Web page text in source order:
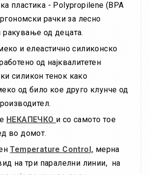
пластика - Polypropilene (BPA
рачки за лесно
од децата.
и елеастично силиконско
од најквалитетен
силикон тенок како
од било кое друго клунче од
НЕКАПЕЧКО и со самото тое
во домот.
Temperature Control, мерна
на три паралелни линии, на